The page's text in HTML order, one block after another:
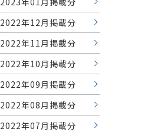
2022年12月掲載分
2022年11月掲載分
2022年10月掲載分
2022年09月掲載分
2022年08月掲載分
2022年07月掲載分